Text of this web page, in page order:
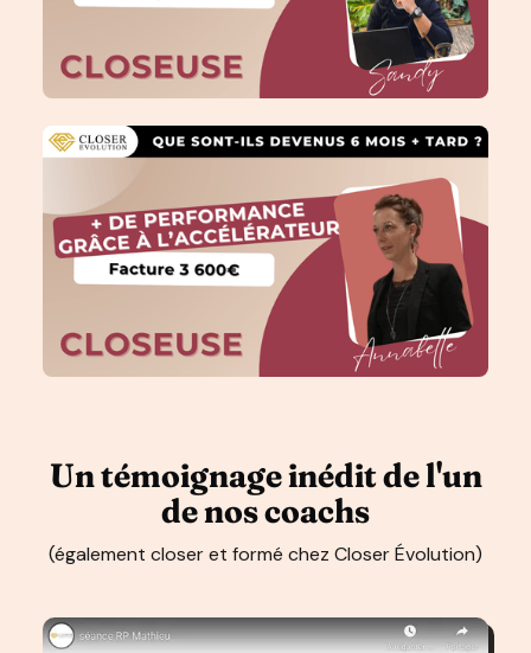
Un témoignage inédit de l'un
de nos coachs
(également closer et formé chez Closer Évolution)